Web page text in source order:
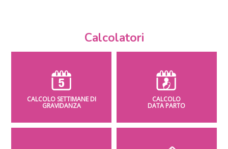
Calcolatori
CALCOLO SETTIMANE DI
GRAVIDANZA
CALCOLO
DATA PARTO